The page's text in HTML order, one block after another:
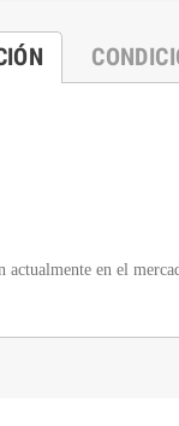
actualmente en el